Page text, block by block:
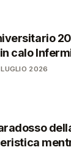
calo
2026